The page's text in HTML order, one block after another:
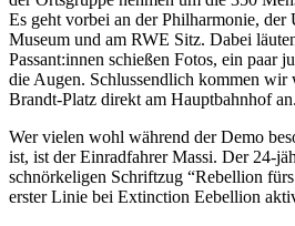
Es geht vorbei an der Philharmonie,
Museum und am RWE Sitz. Dabei
Passant:innen schießen Fotos, ein paar
die Augen. Schlussendlich kommen
Brandt-Platz direkt am Hauptbahnhof an.
Wer vielen wohl während der Demo
ist, ist der Einradfahrer Massi. Der 24-
schnörkeligen Schriftzug “Rebellion
erster Linie bei Extinction Eebellion